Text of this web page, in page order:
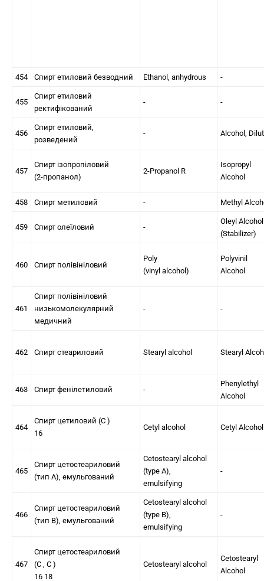
454 Спирт етиловий безводний Ethanol, anhydrous -
455
Спирт етиловий
ректифікований
- -
456
Спирт етиловий,
розведений
- Alcohol,
457
Спирт ізопропіловий
(2-пропанол)
2-Propanol R
Isopropyl
Alcohol
458 Спирт метиловий - Methyl
459 Спирт олеїловий -
Oleyl Alcohol
(Stabilizer)
460 Спирт полівініловий
Poly
(vinyl alcohol)
Polyvinil
Alcohol
461
Спирт полівініловий
низькомолекулярний
медичний
- -
462 Спирт стеариловий Stearyl alcohol Stearyl
463 Спирт фенілетиловий -
Phenylethyl
Alcohol
464
Спирт цетиловий (C )
16
Cetyl alcohol Cetyl Alcohol
465
Спирт цетостеариловий
(тип А), емульгований
Cetostearyl alcohol
(type A),
emulsifying
-
466
Спирт цетостеариловий
(тип В), емульгований
Cetostearyl alcohol
(type B),
emulsifying
-
467
Спирт цетостеариловий
(C , C )
16 18
Cetostearyl alcohol
Cetostearyl
Alcohol